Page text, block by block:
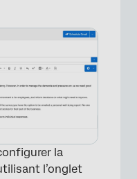
la
l’onglet